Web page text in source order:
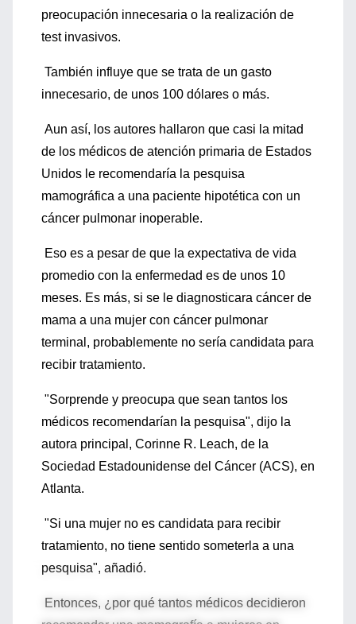
preocupación innecesaria o la realización de
test invasivos.
También influye que se trata de un gasto
innecesario, de unos 100 dólares o más.
Aun así, los autores hallaron que casi la mitad
de los médicos de atención primaria de Estados
Unidos le recomendaría la pesquisa
mamográfica a una paciente hipotética con un
cáncer pulmonar inoperable.
Eso es a pesar de que la expectativa de vida
promedio con la enfermedad es de unos 10
meses. Es más, si se le diagnosticara cáncer de
mama a una mujer con cáncer pulmonar
terminal, probablemente no sería candidata para
recibir tratamiento.
"Sorprende y preocupa que sean tantos los
médicos recomendarían la pesquisa", dijo la
autora principal, Corinne R. Leach, de la
Sociedad Estadounidense del Cáncer (ACS), en
Atlanta.
"Si una mujer no es candidata para recibir
tratamiento, no tiene sentido someterla a una
pesquisa", añadió.
Entonces, ¿por qué tantos médicos decidieron